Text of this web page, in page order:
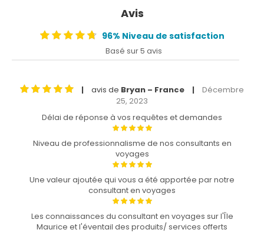
Avis
96% Niveau de satisfaction
Basé sur 5 avis
| avis de Bryan – France |
Décembre
25, 2023
Délai de réponse à vos requêtes et demandes
Niveau de professionnalisme de nos consultants en
voyages
Une valeur ajoutée qui vous a été apportée par notre
consultant en voyages
Les connaissances du consultant en voyages sur l'Île
Maurice et l'éventail des produits/ services offerts